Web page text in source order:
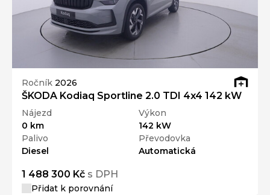
Ročník 2026
ŠKODA Kodiaq Sportline 2.0 TDI 4x4 142 kW
Nájezd
0 km
Výkon
142 kW
Palivo
Diesel
Převodovka
Automatická
1 488 300 Kč s DPH
Přidat k porovnání